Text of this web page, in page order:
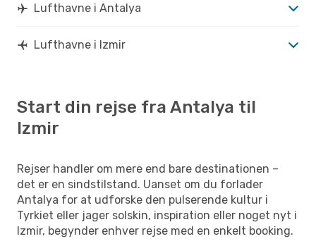
Lufthavne i Antalya
Lufthavne i Izmir
Start din rejse fra Antalya til
Izmir
Rejser handler om mere end bare destinationen –
det er en sindstilstand. Uanset om du forlader
Antalya for at udforske den pulserende kultur i
Tyrkiet eller jager solskin, inspiration eller noget nyt i
Izmir, begynder enhver rejse med en enkelt booking.